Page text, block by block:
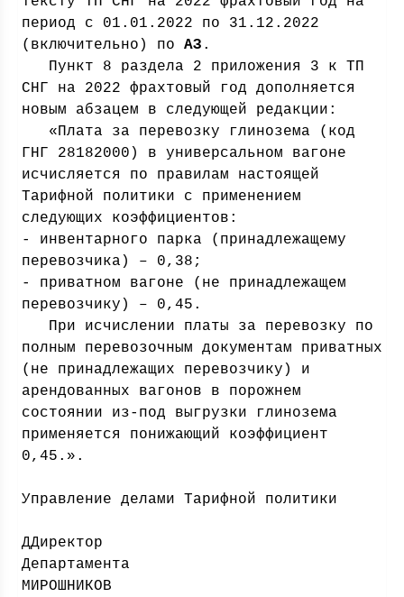
период с 01.01.2022 по 31.12.2022
(включительно) по АЗ .
Пункт 8 раздела 2 приложения 3 к ТП
СНГ на 2022 фрахтовый год дополняется
новым абзацем в следующей редакции:
«Плата за перевозку глинозема (код
ГНГ 28182000) в универсальном вагоне
исчисляется по правилам настоящей
Тарифной политики с применением
следующих коэффициентов:
- инвентарного парка (принадлежащему
перевозчика) – 0,38;
- приватном вагоне (не принадлежащем
перевозчику) – 0,45.
При исчислении платы за перевозку по
полным перевозочным документам приватных
(не принадлежащих перевозчику) и
арендованных вагонов в порожнем
состоянии из-под выгрузки глинозема
применяется понижающий коэффициент
0,45.».
Управление делами Тарифной политики
ДДиректор
МИРОШНИКОВ